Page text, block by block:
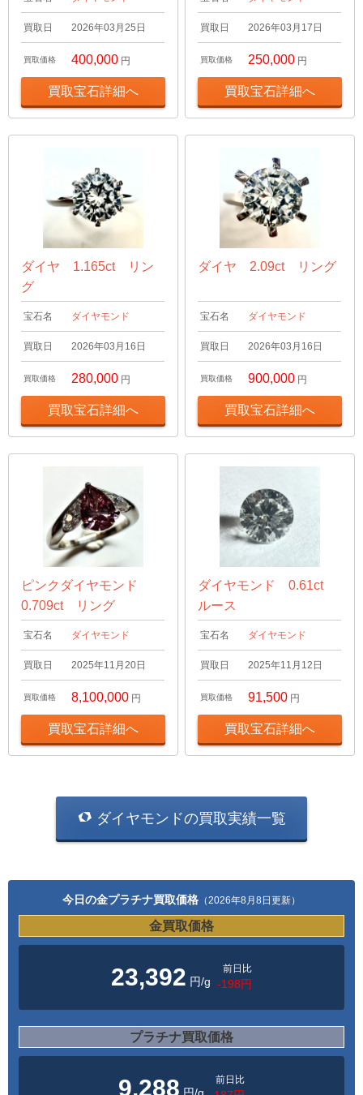
買取日 2026年03月25日
買取価格 400,000 円
買取宝石詳細へ
買取日 2026年03月17日
買取価格 250,000 円
買取宝石詳細へ
ダイヤ 1.165ct リン
グ
宝石名 ダイヤモンド
買取日 2026年03月16日
買取価格 280,000 円
買取宝石詳細へ
ダイヤ 2.09ct リング
宝石名 ダイヤモンド
買取日 2026年03月16日
買取価格 900,000 円
買取宝石詳細へ
ピンクダイヤモンド
0.709ct リング
宝石名 ダイヤモンド
買取日 2025年11月20日
買取価格 8,100,000 円
買取宝石詳細へ
ダイヤモンド 0.61ct
ルース
宝石名 ダイヤモンド
買取日 2025年11月12日
買取価格 91,500 円
買取宝石詳細へ
ダイヤモンドの買取実績一覧
今日の金プラチナ買取価格 （2026年8月8日更新）
金買取価格
23,392 円/g
前日比
-198円
プラチナ買取価格
9,288 前日比